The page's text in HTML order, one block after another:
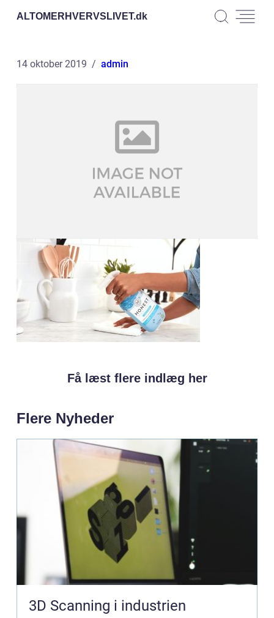
ALTOMERHVERVSLIVET.dk
14 oktober 2019 admin
Få læst flere indlæg her
Flere Nyheder
3D Scanning i industrien